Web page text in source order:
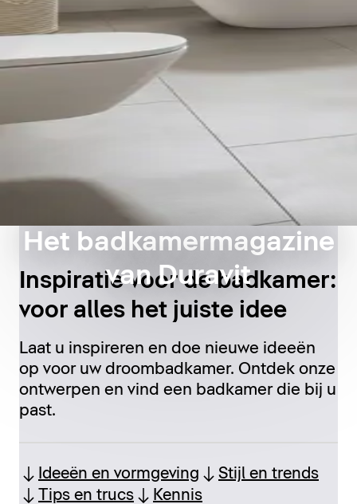
Het badkamermagazine
van Duravit
Inspiratie voor de badkamer:
voor alles het juiste idee
Laat u inspireren en doe nieuwe ideeën
op voor uw droombadkamer. Ontdek onze
ontwerpen en vind een badkamer die bij u
past.
Ideeën en vormgeving
Stijl en trends
Tips en trucs
Kennis